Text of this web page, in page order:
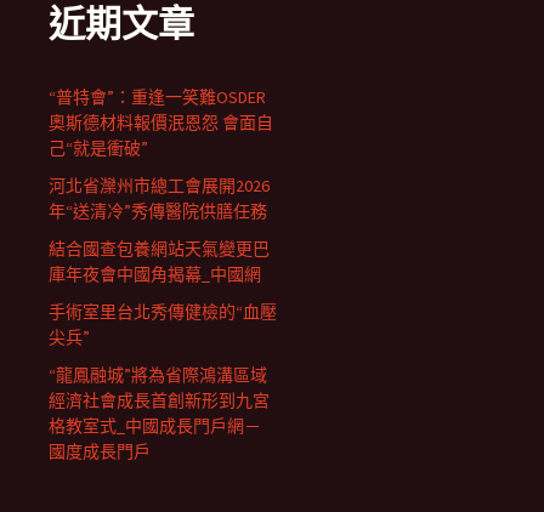
近期文章
“普特會”：重逢一笑難OSDER
奧斯德材料報價泯恩怨 會面自
己“就是衝破”
河北省灤州市總工會展開2026
年“送清冷”秀傳醫院供膳任務
結合國查包養網站天氣變更巴
庫年夜會中國角揭幕_中國網
手術室里台北秀傳健檢的“血壓
尖兵”
“龍鳳融城”將為省際鴻溝區域
經濟社會成長首創新形到九宮
格教室式_中國成長門戶網－
國度成長門戶